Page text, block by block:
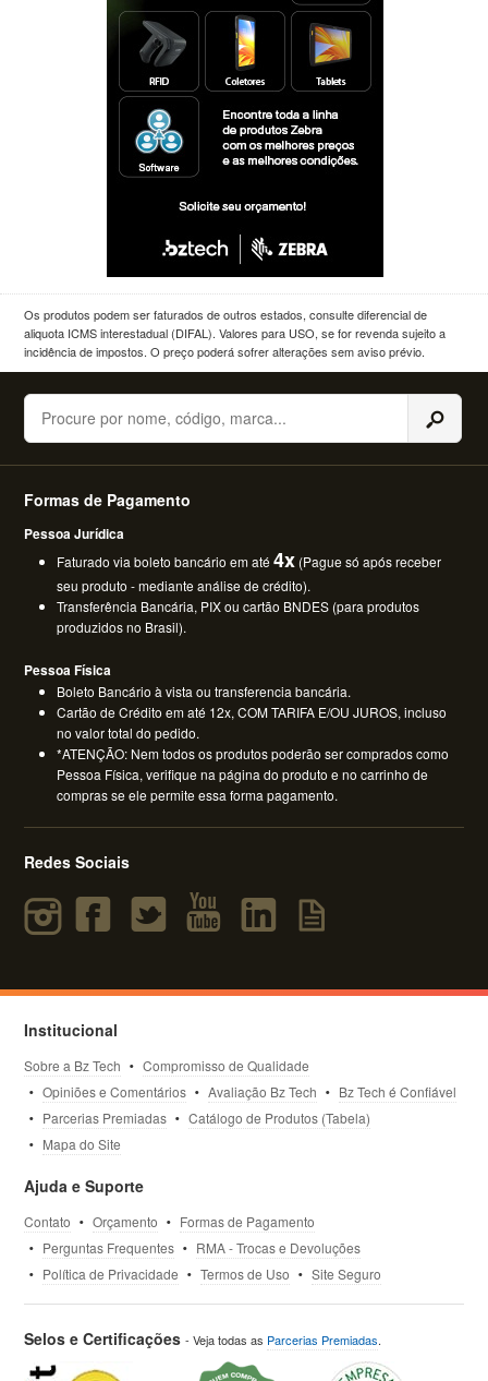
Os produtos podem ser faturados de outros estados, consulte diferencial de
aliquota ICMS interestadual (DIFAL). Valores para USO, se for revenda sujeito a
incidência de impostos. O preço poderá sofrer alterações sem aviso prévio.
Buscar
Formas de Pagamento
Pessoa Jurídica
Faturado via boleto bancário em até4x (Pague só após receber
seu produto - mediante análise de crédito).
Transferência Bancária, PIX ou cartão BNDES (para produtos
produzidos no Brasil).
Pessoa Física
Boleto Bancário à vista ou transferencia bancária.
Cartão de Crédito em até 12x, COM TARIFA E/OU JUROS, incluso
no valor total do pedido.
*ATENÇÃO: Nem todos os produtos poderão ser comprados como
Pessoa Física, verifique na página do produto e no carrinho de
compras se ele permite essa forma pagamento.
Redes Sociais
Institucional
Sobre a Bz Tech
Compromisso de Qualidade
Opiniões e Comentários
Avaliação Bz Tech
Bz Tech é Confiável
Parcerias Premiadas
Catálogo de Produtos (Tabela)
Mapa do Site
Ajuda e Suporte
Contato Orçamento
Formas de Pagamento
Perguntas Frequentes
RMA - Trocas e Devoluções
Política de Privacidade
Termos de Uso Site Seguro
Selos e Certificações- Veja todas as Parcerias Premiadas.